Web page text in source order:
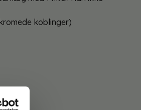
koblinger)